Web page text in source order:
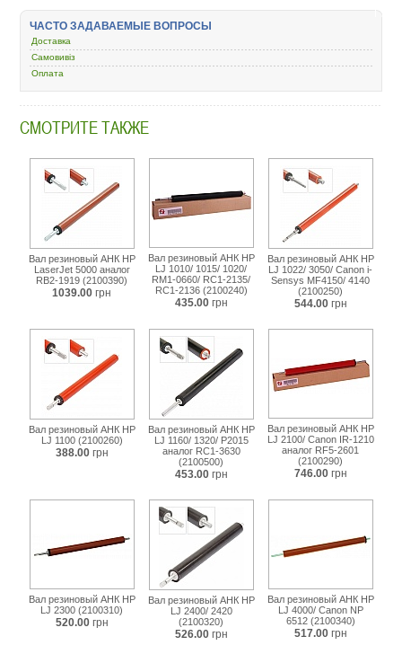
hp-
1000-
ЧАСТО ЗАДАВАЕМЫЕ ВОПРОСЫ
Доставка
Самовивіз
Оплата
СМОТРИТЕ ТАКЖЕ
Вал резиновый АНК HP
LaserJet 5000 аналог
RB2-1919 (2100390)
1039.00 грн
Вал резиновый АНК HP
LJ 1010/ 1015/ 1020/
RM1-0660/ RC1-2135/
RC1-2136 (2100240)
435.00 грн
Вал резиновый АНК HP
LJ 1022/ 3050/ Canon i-
Sensys MF4150/ 4140
(2100250)
544.00 грн
Вал резиновый АНК HP
LJ 1100 (2100260)
388.00 грн
Вал резиновый АНК HP
LJ 1160/ 1320/ P2015
аналог RC1-3630
(2100500)
453.00 грн
Вал резиновый АНК HP
LJ 2100/ Canon IR-1210
аналог RF5-2601
(2100290)
746.00 грн
Вал резиновый АНК HP
LJ 2300 (2100310)
520.00 грн
Вал резиновый АНК HP
LJ 2400/ 2420
(2100320)
526.00 грн
Вал резиновый АНК HP
LJ 4000/ Canon NP
6512 (2100340)
517.00 грн